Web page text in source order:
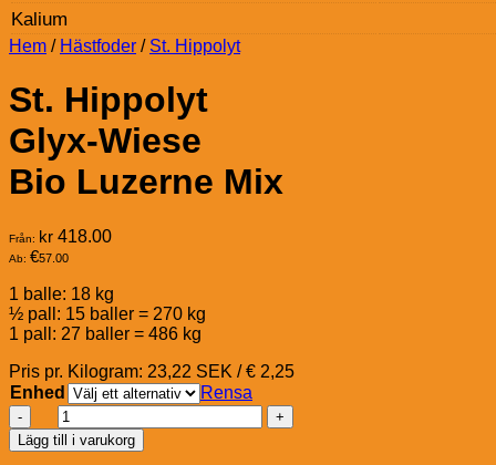
Kalium
Hem / Hästfoder / St. Hippolyt
St. Hippolyt
Glyx-Wiese
Bio Luzerne Mix
Från: kr 418.00
Ab: €57.00
1 balle: 18 kg
½ pall: 15 baller = 270 kg
1 pall: 27 baller = 486 kg
Pris pr. Kilogram: 23,22 SEK / € 2,25
Enhed
Rensa
Hippolyt
Glyx-
Lägg till i varukorg